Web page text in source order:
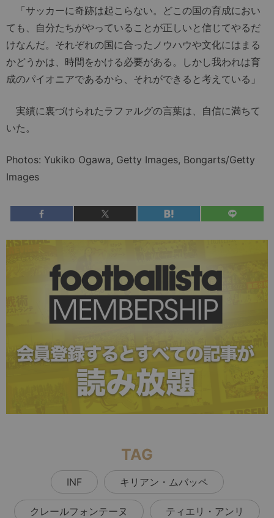
「サッカーに奇跡は起こらない。どこの国の育成におい
ても、自分たちがやっていることが正しいと信じてやるだ
けなんだ。それぞれの国に合ったノウハウや文化にはまる
かどうかは、時間をかける必要がある。しかし我われは育
成のパイオニアであるから、それができると考えている」
実績に裏づけられたラファルグの言葉は、自信に満ちて
いた。
Photos: Yukiko Ogawa, Getty Images, Bongarts/Getty
Images
TAG
INF キリアン・ムバッペ
クレールフォンテーヌ ティエリ・アンリ